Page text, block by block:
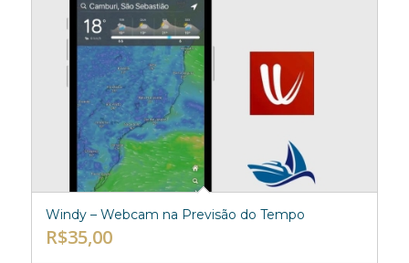
Windy – Webcam na Previsão do Tempo
R$35,00